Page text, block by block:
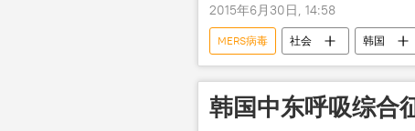
2015年6月30日, 14:58
MERS病毒 社会 韩国
韩国中东呼吸综合